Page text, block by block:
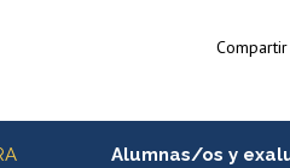
Alumnas/os y